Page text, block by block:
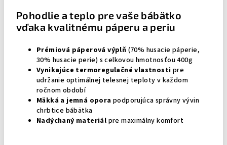
Pohodlie a teplo pre vaše bábätko
vďaka kvalitnému páperu a periu
Prémiová páperová výplň (70% husacie páperie,
30% husacie perie) s celkovou hmotnosťou 400g
Vynikajúce termoregulačné vlastnosti pre
udržanie optimálnej telesnej teploty v každom
ročnom období
Mäkká a jemná opora podporujúca správny vývin
chrbtice bábätka
Nadýchaný materiál pre maximálny komfort